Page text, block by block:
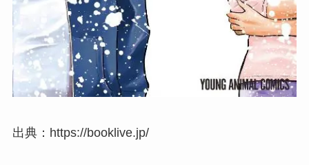
出典：https://booklive.jp/